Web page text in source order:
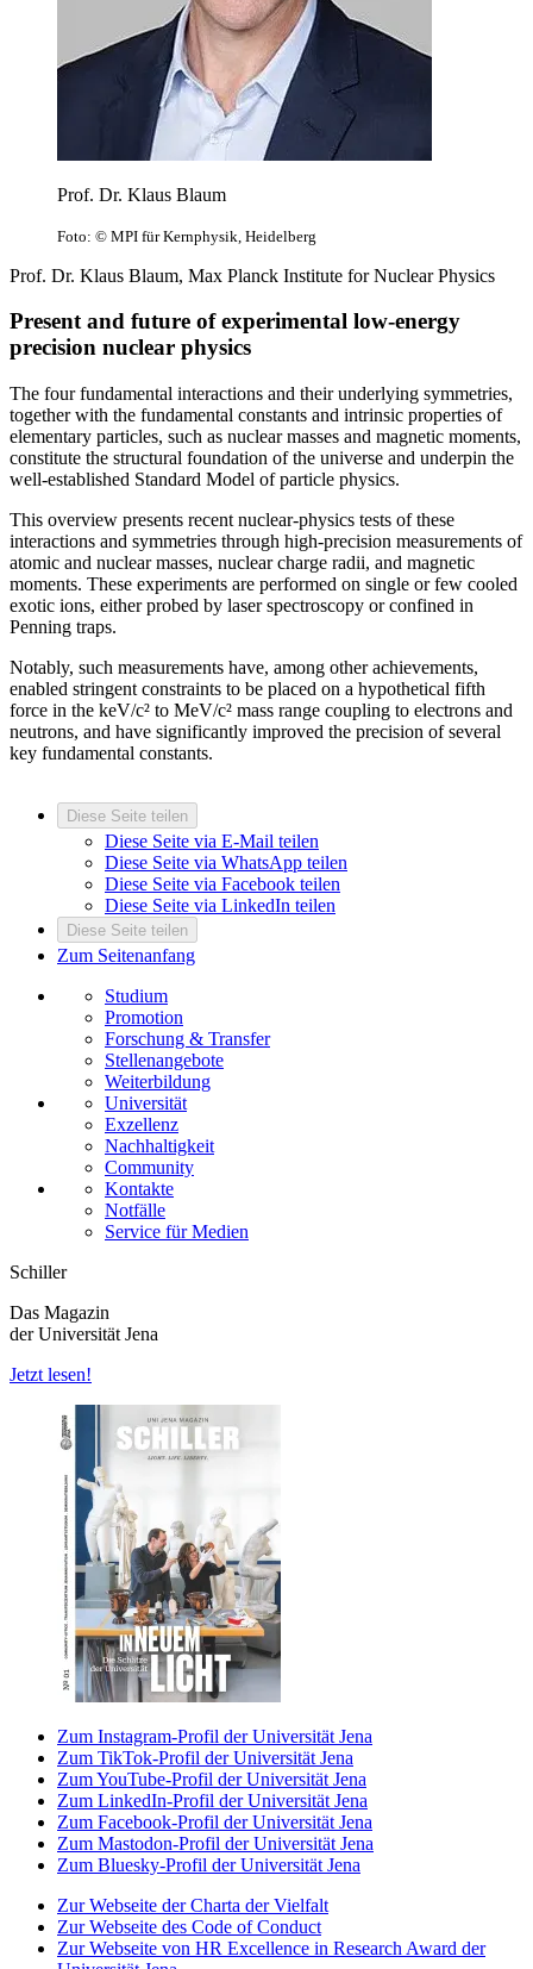
Prof. Dr. Klaus Blaum
Foto: © MPI für Kernphysik, Heidelberg
Prof. Dr. Klaus Blaum, Max Planck Institute for Nuclear Physics
Present and future of experimental low-energy
precision nuclear physics
The four fundamental interactions and their underlying symmetries,
together with the fundamental constants and intrinsic properties of
elementary particles, such as nuclear masses and magnetic moments,
constitute the structural foundation of the universe and underpin the
well-established Standard Model of particle physics.
This overview presents recent nuclear-physics tests of these
interactions and symmetries through high-precision measurements of
atomic and nuclear masses, nuclear charge radii, and magnetic
moments. These experiments are performed on single or few cooled
exotic ions, either probed by laser spectroscopy or confined in
Penning traps.
Notably, such measurements have, among other achievements,
enabled stringent constraints to be placed on a hypothetical fifth
force in the keV/c² to MeV/c² mass range coupling to electrons and
neutrons, and have significantly improved the precision of several
key fundamental constants.
Diese Seite teilen
Diese Seite via E-Mail teilen
Diese Seite via WhatsApp teilen
Diese Seite via Facebook teilen
Diese Seite via LinkedIn teilen
Diese Seite teilen
Zum Seitenanfang
Studium
Promotion
Forschung & Transfer
Stellenangebote
Weiterbildung
Universität
Exzellenz
Nachhaltigkeit
Community
Kontakte
Notfälle
Service für Medien
Schiller
Das Magazin
der Universität Jena
Jetzt lesen!
Zum Instagram-Profil der Universität Jena
Zum TikTok-Profil der Universität Jena
Zum YouTube-Profil der Universität Jena
Zum LinkedIn-Profil der Universität Jena
Zum Facebook-Profil der Universität Jena
Zum Mastodon-Profil der Universität Jena
Zum Bluesky-Profil der Universität Jena
Zur Webseite der Charta der Vielfalt
Zur Webseite des Code of Conduct
Zur Webseite von HR Excellence in Research Award der